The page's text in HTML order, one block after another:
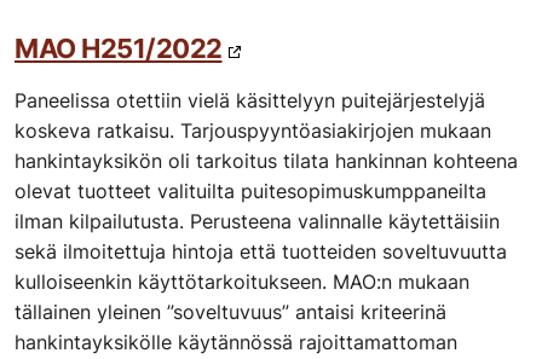
MAO H251/2022
Paneelissa otettiin vielä käsittelyyn puitejärjestelyjä
koskeva ratkaisu. Tarjouspyyntöasiakirjojen mukaan
hankintayksikön oli tarkoitus tilata hankinnan kohteena
olevat tuotteet valituilta puitesopimuskumppaneilta
ilman kilpailutusta. Perusteena valinnalle käytettäisiin
sekä ilmoitettuja hintoja että tuotteiden soveltuvuutta
kulloiseenkin käyttötarkoitukseen. MAO:n mukaan
tällainen yleinen ”soveltuvuus” antaisi kriteerinä
hankintayksikölle käytännössä rajoittamattoman